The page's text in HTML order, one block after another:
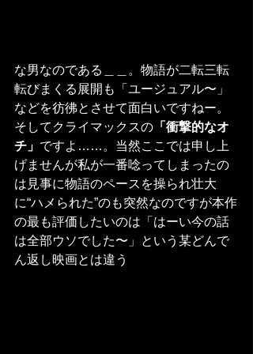
な男なのである＿＿。物語が二転三転
転びまくる展開も「ユージュアル〜」
などを彷彿とさせて面白いですねー。
そしてクライマックスの 「衝撃的なオ
チ」 ですよ……。当然ここでは申し上
げませんが私が一番唸ってしまったの
は見事に物語のペースを操られ壮大
に“ハメられた”のも突然なのですが本作
の最も評価したいのは「はーい今の話
は全部ウソでした〜」という某どんで
ん返し映画とは違う